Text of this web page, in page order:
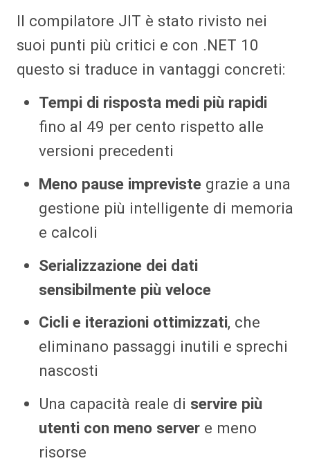
Il compilatore JIT è stato rivisto nei
suoi punti più critici e con .NET 10
questo si traduce in vantaggi concreti:
Tempi di risposta medi più rapidi
fino al 49 per cento rispetto alle
versioni precedenti
Meno pause impreviste grazie a una
gestione più intelligente di memoria
e calcoli
Serializzazione dei dati
sensibilmente più veloce
Cicli e iterazioni ottimizzati, che
eliminano passaggi inutili e sprechi
nascosti
Una capacità reale di servire più
utenti con meno server e meno
risorse